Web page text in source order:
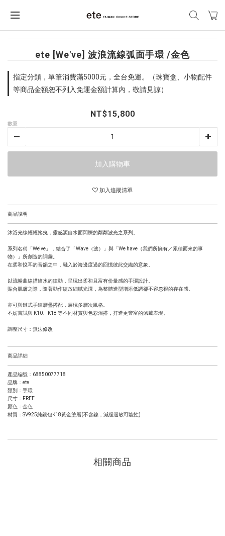
ete [We've] 波浪流線弧面手環 /金色
指定分類，單筆消費滿5000元，全台免運。（珠寶盒、小物配件
等商品金額恕不列入免運金額計算內，敬請見諒）
NT$15,800
數量
加入購物車
加入追蹤清單
商品說明
沐浴光線輕輕搖曳，靈感源自水面閃爍的粼粼波光之系列。
系列名稱「We've」，結合了「Wave（波）」與「We have（我們所擁有／累積而來的事
物）」所創造的詞彙。
在柔和悅耳的音韻之中，融入於海邊度過的回憶彼此交織的意象。
以流暢曲線描繪水的律動，呈現出柔和且富有份量感的手環設計。
貼合肌膚之際，隨著動作綻放細膩光澤，為整體造型增添低調卻不容忽視的存在感。
亦可與鏈式手鍊層疊搭配，展現多層次風格。
不妨嘗試與 K10、K18 等不同材質與色彩混搭，打造更豐富的佩戴表現。
調整尺寸：無法修改
商品詳細
產品編號：68850077718
品牌：ete
類別： 手環
尺寸：FREE
顏色：金色
材質：SV925純銀包K18黃金塗層(不含鎳，減緩過敏可能性)
相關商品